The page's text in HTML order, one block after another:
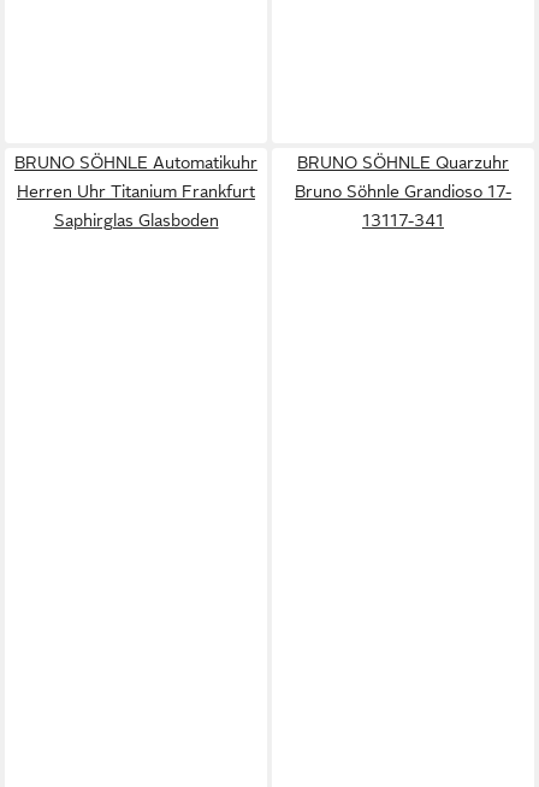
BRUNO SÖHNLE Automatikuhr
Herren Uhr Titanium Frankfurt
Saphirglas Glasboden
BRUNO SÖHNLE Quarzuhr
Bruno Söhnle Grandioso 17-
13117-341